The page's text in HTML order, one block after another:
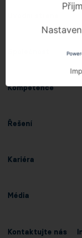
Kompetence
Řešení
Kariéra
Média
Kontaktujte nás